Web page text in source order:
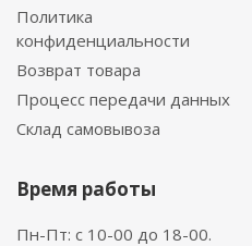
Политика
конфиденциальности
Возврат товара
Процесс передачи данных
Склад самовывоза
Время работы
Пн-Пт: с 10-00 до 18-00.